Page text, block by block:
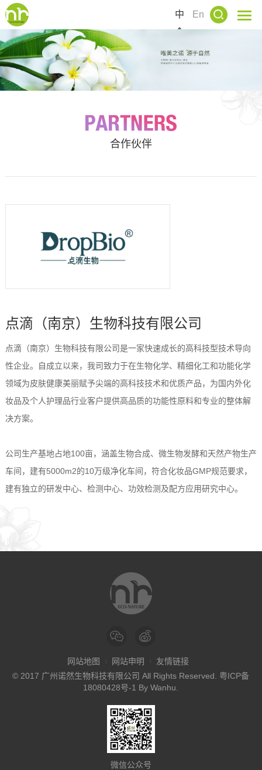
中 En
合作伙伴
点滴（南京）生物科技有限公司
点滴（南京）生物科技有限公司是一家快速成长的高科技型技术导向
性企业。自成立以来，我司致力于在生物化学、精细化工和功能化学
领域为皮肤健康美丽赋予尖端的高科技技术和优质产品，为国内外化
妆品及个人护理品行业客户提供高品质的功能性原料和专业的整体解
决方案。
公司生产基地占地100亩，涵盖生物合成、微生物发酵和天然产物生产
车间，建有5000m2的10万级净化车间，符合化妆品GMP规范要求，
建有独立的研发中心、检测中心、功效检测及配方应用研究中心。
网站地图 网站申明
友情链接
© 2017 广州诺然生物科技有限公司 All Rights Reserved. 粤ICP备
18080428号-1 ByWanhu
微信公众号